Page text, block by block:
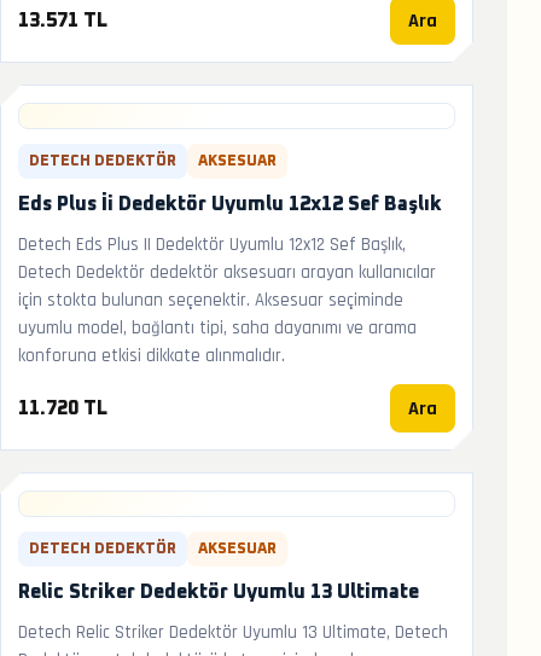
13.571 TL Ara
DETECH DEDEKTÖR AKSESUAR
Eds Plus İi Dedektör Uyumlu 12x12 Sef Başlık
Detech Eds Plus II Dedektör Uyumlu 12x12 Sef Başlık,
Detech Dedektör dedektör aksesuarı arayan kullanıcılar
için stokta bulunan seçenektir. Aksesuar seçiminde
uyumlu model, bağlantı tipi, saha dayanımı ve arama
konforuna etkisi dikkate alınmalıdır.
11.720 TL Ara
DETECH DEDEKTÖR AKSESUAR
Relic Striker Dedektör Uyumlu 13 Ultimate
Detech Relic Striker Dedektör Uyumlu 13 Ultimate, Detech